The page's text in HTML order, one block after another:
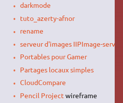
darkmode
tuto_azerty-afnor
rename
serveur d'images IIPImage-server
Portables pour Gamer
Partages locaux simples
CloudCompare
Pencil Project wireframe